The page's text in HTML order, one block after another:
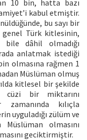
10 bin, hatta bazı
kabul etmiştir.
bu sayı bir
genel Türk kitlesinin,
dâhil olmadığı
anlatmak istediği
olmasına rağmen 1
Müslüman olmuş
kitlesel bir şekilde
cüzi bir miktarını
kılıçla
uyguladığı zülüm ve
olmasını
geciktirmiştir.